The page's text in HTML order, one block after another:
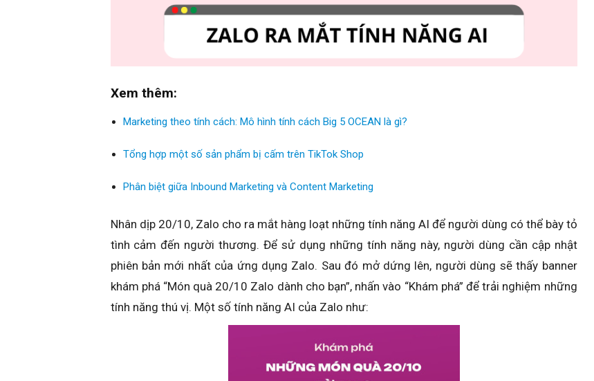
Xem thêm:
Marketing theo tính cách: Mô hình tính cách Big 5 OCEAN là gì?
Tổng hợp một số sản phẩm bị cấm trên TikTok Shop
Phân biệt giữa Inbound Marketing và Content Marketing
Nhân dịp 20/10, Zalo cho ra mắt hàng loạt những tính năng AI để người dùng có thể bày tỏ
tình cảm đến người thương. Để sử dụng những tính năng này, người dùng cần cập nhật
phiên bản mới nhất của ứng dụng Zalo. Sau đó mở dứng lên, người dùng sẽ thấy banner
khám phá “Món quà 20/10 Zalo dành cho bạn”, nhấn vào “Khám phá” để trải nghiệm những
tính năng thú vị. Một số tính năng AI của Zalo như: